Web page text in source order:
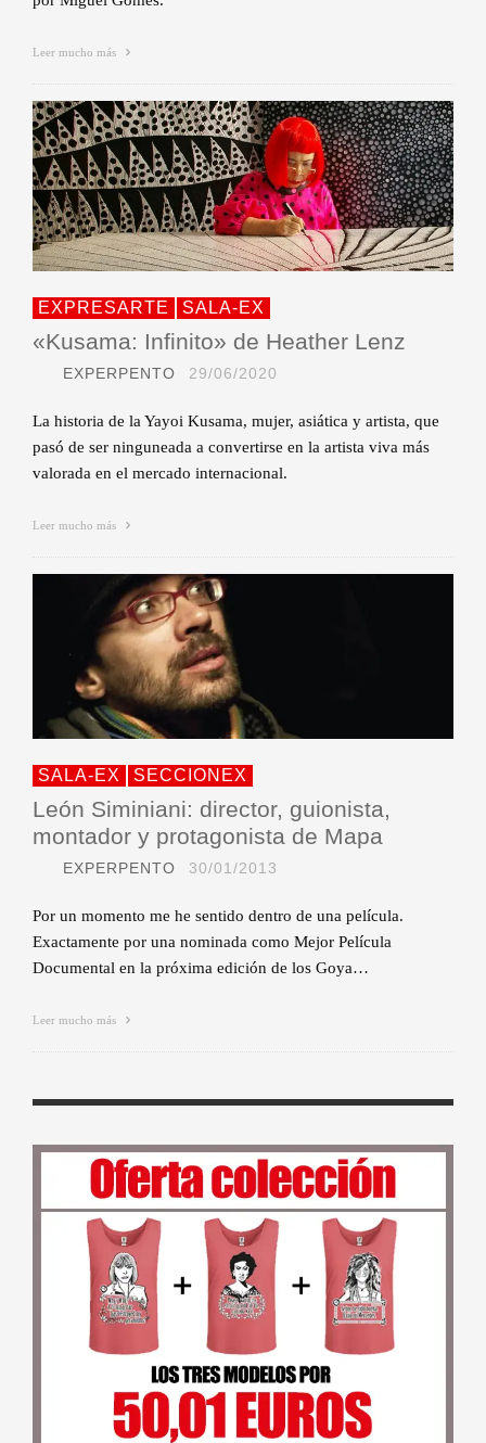
Leer mucho más
EXPRESARTE SALA-EX
«Kusama: Infinito» de Heather Lenz
EXPERPENTO 29/06/2020
La historia de la Yayoi Kusama, mujer, asiática y artista, que
pasó de ser ninguneada a convertirse en la artista viva más
valorada en el mercado internacional.
Leer mucho más
SALA-EX SECCIONEX
León Siminiani: director, guionista,
montador y protagonista de Mapa
EXPERPENTO 30/01/2013
Por un momento me he sentido dentro de una película.
Exactamente por una nominada como Mejor Película
Documental en la próxima edición de los Goya…
Leer mucho más